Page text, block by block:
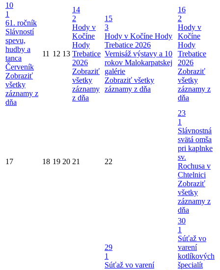
10
1
61. ročník
Slávností
spevu,
hudby a
tanca
Červeník
Zobraziť
všetky
záznamy z
dňa
11 12 13
14
2
Hody v
Kočíne
Hody
Trebatice
2026
Zobraziť
všetky
záznamy
z dňa
15
3
Hody v Kočíne Hody
Trebatice 2026
Vernisáž výstavy a 10
rokov Malokarpatskej
galérie
Zobraziť všetky
záznamy z dňa
16
2
Hody v
Kočíne
Hody
Trebatice
2026
Zobraziť
všetky
záznamy z
dňa
17 18 19 20 21 22
23
1
Slávnostná
svätá omša
pri kaplnke
sv.
Rochusa v
Chtelnici
Zobraziť
všetky
záznamy z
dňa
29
1
Súťaž vo varení
30
1
Súťaž vo
varení
kotlíkových
špecialít